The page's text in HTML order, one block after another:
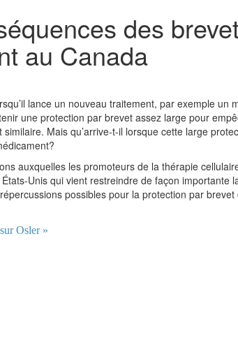
des
au Canada
lance un nouveau traitement, par exemple
une protection par brevet assez large pour
Mais qu’arrive-t-il lorsque cette large
auxquelles les promoteurs de la thérapie
Unis qui vient restreindre de façon importante
possibles pour la protection par
Osler »